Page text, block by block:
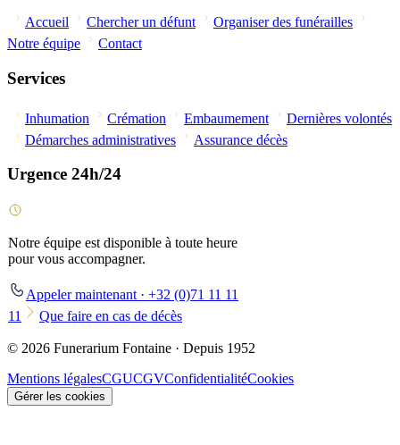
Accueil Chercher un défunt
Organiser des funérailles
Notre équipe
Contact
Services
Inhumation Crémation Embaumement
Dernières volontés
Démarches administratives
Assurance décès
Urgence 24h/24
Notre équipe est disponible à toute heure
pour vous accompagner.
Appeler maintenant · +32 (0)71 11 11
11
Que faire en cas de décès
© 2026 Funerarium Fontaine · Depuis 1952
Mentions légalesCGUCGVConfidentialitéCookies
Gérer les cookies